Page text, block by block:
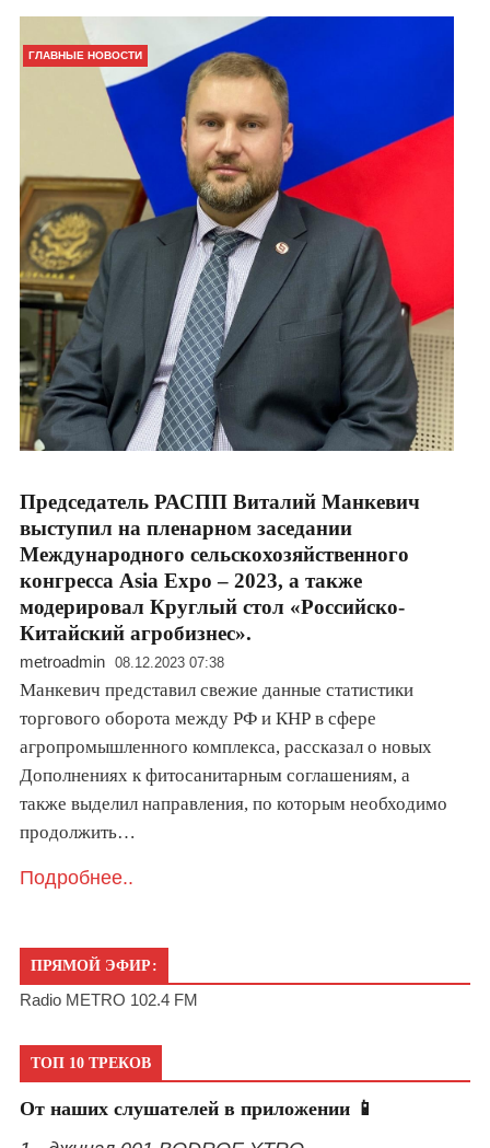
ГЛАВНЫЕ НОВОСТИ
Председатель РАСПП Виталий Манкевич
выступил на пленарном заседании
Международного сельскохозяйственного
конгресса Asia Expo – 2023, а также
модерировал Круглый стол «Российско-
Китайский агробизнес».
metroadmin 08.12.2023 07:38
Манкевич представил свежие данные статистики
торгового оборота между РФ и КНР в сфере
агропромышленного комплекса, рассказал о новых
Дополнениях к фитосанитарным соглашениям, а
также выделил направления, по которым необходимо
продолжить…
Подробнее..
ПРЯМОЙ ЭФИР:
Radio METRO 102.4 FM
ТОП 10 ТРЕКОВ
От наших слушателей в приложении 📱